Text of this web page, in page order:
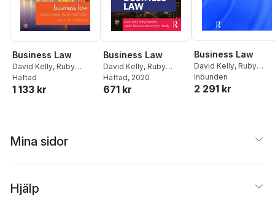
Business Law
David Kelly, Ruby
Hammer
Häftad
1 133 kr
Business Law
David Kelly, Ruby
Hammer,Janice
Denoncourt
Häftad, 2020
671 kr
Business Law
David Kelly, Ruby
Hammer
Inbunden
2 291 kr
Mina sidor
Hjälp